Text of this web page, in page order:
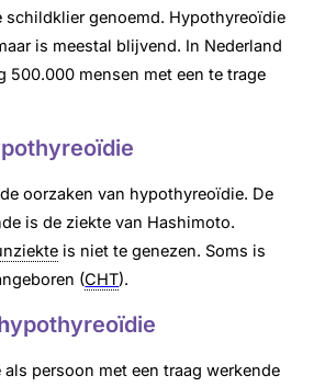
schildklier genoemd. Hypothyreoïdie
is meestal blijvend. In Nederland
500.000 mensen met een te trage
oorzaken van hypothyreoïdie. De
is de ziekte van Hashimoto.
is niet te genezen. Soms is
(CHT).
ypothyreoïdie
persoon met een traag werkende